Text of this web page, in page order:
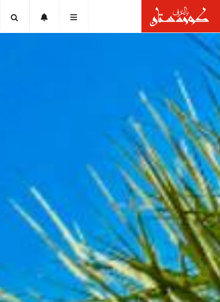
الرئيسية
أخبار
سياسة
إقتصاد
تقارير
ثقافة
أدب
وفنون
رأي
رياضة